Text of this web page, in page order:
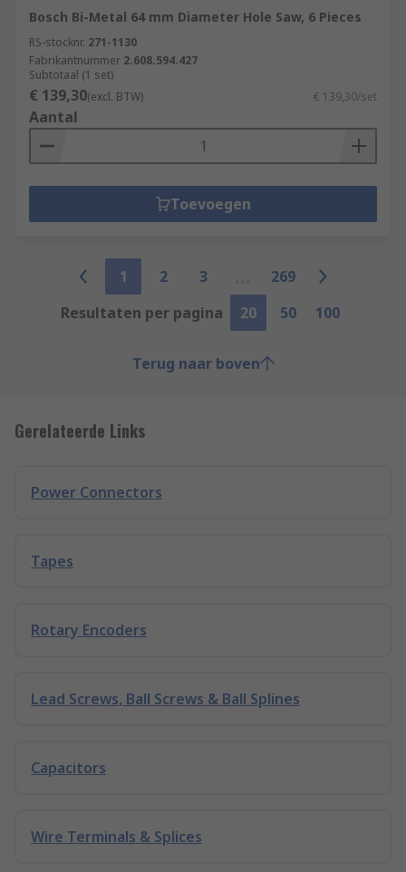
Bosch Bi-Metal 64 mm Diameter Hole Saw, 6 Pieces
RS-stocknr. 271-1130
Fabrikantnummer 2.608.594.427
Subtotaal (1 set)
€ 139,30(excl. BTW) € 139,30/set
Aantal
Toevoegen
1 2 3
269
Resultaten per pagina
20 50 100
Terug naar boven
Gerelateerde Links
Power Connectors
Tapes
Rotary Encoders
Lead Screws, Ball Screws & Ball Splines
Capacitors
Wire Terminals & Splices